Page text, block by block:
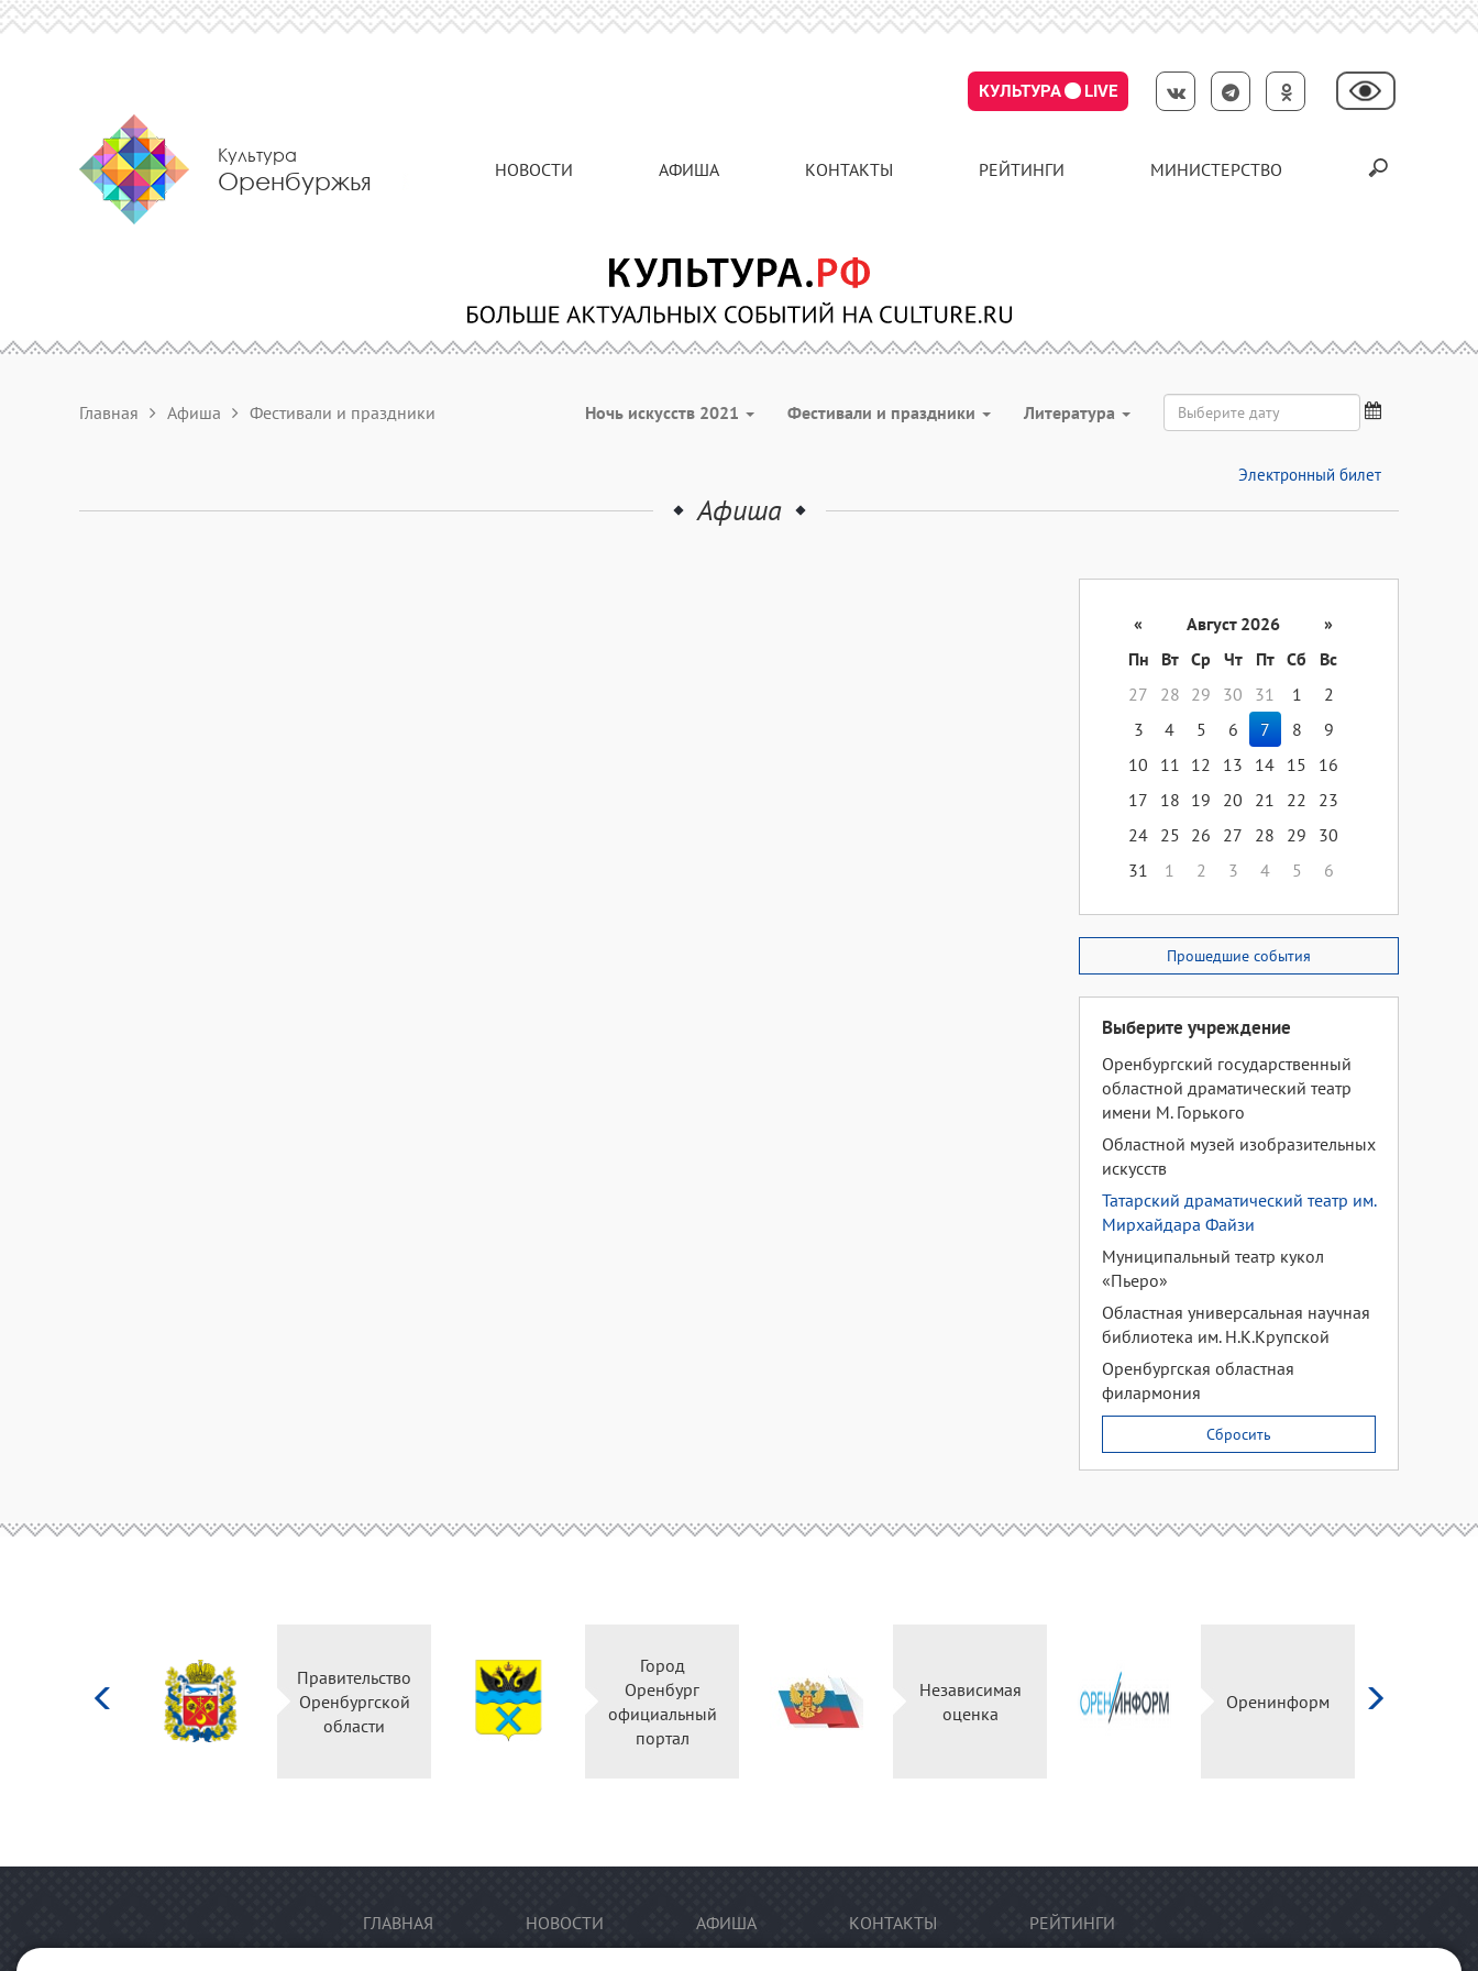
КУЛЬТУРА LIVE
Культура
Оренбуржья НОВОСТИ АФИША КОНТАКТЫ РЕЙТИНГИ МИНИСТЕРСТВО
Главная Афиша Фестивали и праздники Ночь искусств 2021 Фестивали и праздники Литература
Электронный билет
Афиша
« Август 2026
»
Пн
Вт Ср Чт Пт Сб
Вс
27
28 29 30 31 1
2
3
4 5 6 7 8
9
10
11 12 13 14 15
16
17
18 19 20 21 22
23
24 25 26 27 28 29
30
31
1 2 3 4 5 6
Прошедшие события
Выберите учреждение
Оренбургский государственный
областной драматический театр
имени М. Горького
Областной музей изобразительных
искусств
Татарский драматический театр им.
Мирхайдара Файзи
Муниципальный театр кукол
«Пьеро»
Областная универсальная научная
библиотека им. Н.К.Крупской
Оренбургская областная
филармония
Сбросить
Правительство
Оренбургской
области
Город
Оренбург
официальный
портал
Независимая
оценка
Оренинформ
ГЛАВНАЯ НОВОСТИ АФИША КОНТАКТЫ РЕЙТИНГИ